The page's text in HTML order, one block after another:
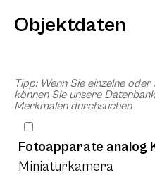
Objektdaten
Tipp: Wenn Sie einzelne
können Sie unsere
Merkmalen durchsuchen
Fotoapparate analog
Miniaturkamera